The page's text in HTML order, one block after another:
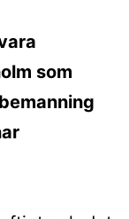
som